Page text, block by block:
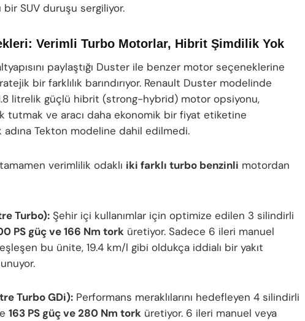
SUV duruşu sergiliyor.
Verimli Turbo Motorlar, Hibrit Şimdilik Yok
paylaştığı Duster ile benzer motor seçeneklerine
bir farklılık barındırıyor. Renault Duster modelinde
litrelik güçlü hibrit (strong-hybrid) motor opsiyonu,
tutmak ve aracı daha ekonomik bir fiyat etiketine
adına Tekton modeline dahil edilmedi.
verimlilik odaklı iki farklı turbo benzinli motordan
Turbo): Şehir içi kullanımlar için optimize edilen 3 silindirli
PS güç ve 166 Nm tork üretiyor. Sadece 6 ileri manuel
bu ünite, 19.4 km/l gibi oldukça iddialı bir yakıt
Turbo GDi): Performans meraklılarını hedefleyen 4 silindirli
163 PS güç ve 280 Nm tork üretiyor. 6 ileri manuel veya